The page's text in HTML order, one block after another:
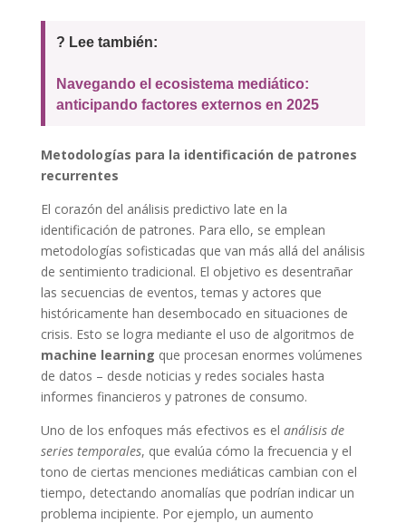
? Lee también:
Navegando el ecosistema mediático:
anticipando factores externos en 2025
Metodologías para la identificación de patrones
recurrentes
El corazón del análisis predictivo late en la
identificación de patrones. Para ello, se emplean
metodologías sofisticadas que van más allá del análisis
de sentimiento tradicional. El objetivo es desentrañar
las secuencias de eventos, temas y actores que
históricamente han desembocado en situaciones de
crisis. Esto se logra mediante el uso de algoritmos de
machine learning que procesan enormes volúmenes
de datos – desde noticias y redes sociales hasta
informes financieros y patrones de consumo.
Uno de los enfoques más efectivos es el análisis de
series temporales, que evalúa cómo la frecuencia y el
tono de ciertas menciones mediáticas cambian con el
tiempo, detectando anomalías que podrían indicar un
problema incipiente. Por ejemplo, un aumento